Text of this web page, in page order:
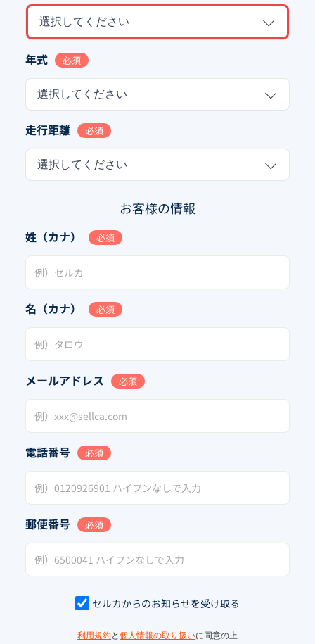
選択してください
年式 必須
選択してください
走行距離 必須
選択してください
お客様の情報
姓（カナ） 必須
名（カナ） 必須
メールアドレス 必須
電話番号 必須
郵便番号 必須
セルカからのお知らせを受け取る
利用規約と 個人情報の取り扱いに同意の上